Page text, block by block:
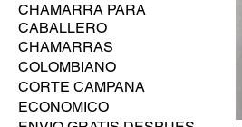
CHAMARRA PARA
CABALLERO
CHAMARRAS
COLOMBIANO
CORTE CAMPANA
ECONOMICO